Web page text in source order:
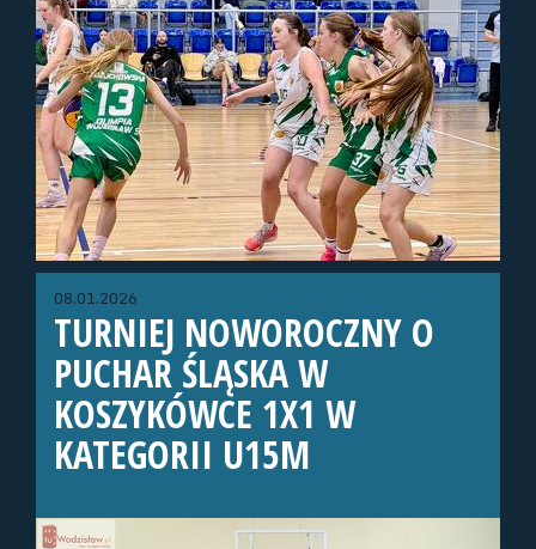
08.01.2026
TURNIEJ NOWOROCZNY O
PUCHAR ŚLĄSKA W
KOSZYKÓWCE 1X1 W
KATEGORII U15M